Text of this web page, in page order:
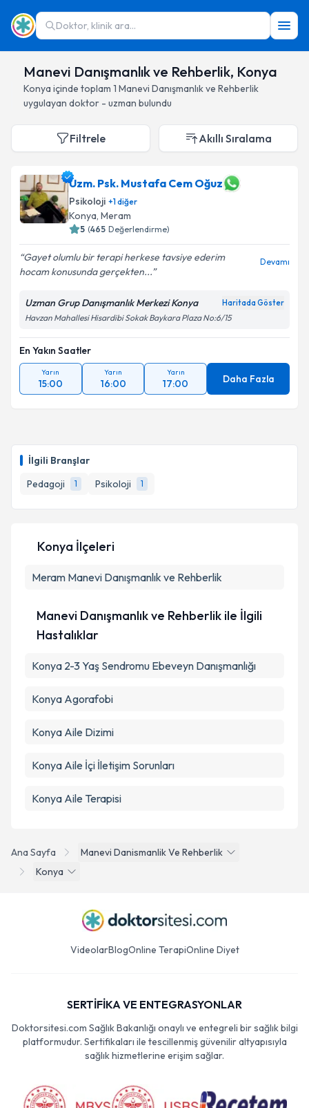
Doktor, klinik ara...
Manevi Danışmanlık ve Rehberlik, Konya
Konya içinde toplam 1 Manevi Danışmanlık ve Rehberlik
uygulayan doktor - uzman bulundu
İlgili Branşlar
Pedagoji
1 Psikoloji 1
Filtrele Akıllı Sıralama
Uzm. Psk. Mustafa Cem Oğuz
Psikoloji +1diğer
Konya, Meram
5 (465 Değerlendirme)
Gayet olumlu bir terapi herkese tavsiye ederim
hocam konusunda gerçekten...
Devamı
Uzman Grup Danışmanlık Merkezi Konya Haritada Göster
Havzan Mahallesi Hisardibi Sokak Baykara Plaza No:6/15
En Yakın Saatler
Yarın
15:00
Yarın
16:00
Yarın
17:00 Daha Fazla
Ana Sayfa
Manevi Danismanlik Ve Rehberlik
Konya
Konya İlçeleri
Meram Manevi Danışmanlık ve Rehberlik
Manevi Danışmanlık ve Rehberlik ile İlgili
Hastalıklar
Konya 2-3 Yaş Sendromu Ebeveyn Danışmanlığı
Konya Agorafobi
Konya Aile Dizimi
Konya Aile İçi İletişim Sorunları
Konya Aile Terapisi
VideolarBlogOnline TerapiOnline Diyet
SERTİFİKA VE ENTEGRASYONLAR
Doktorsitesi.com Sağlık Bakanlığı onaylı ve entegreli bir sağlık bilgi
platformudur. Sertifikaları ile tescillenmiş güvenilir altyapısıyla
sağlık hizmetlerine erişim sağlar.